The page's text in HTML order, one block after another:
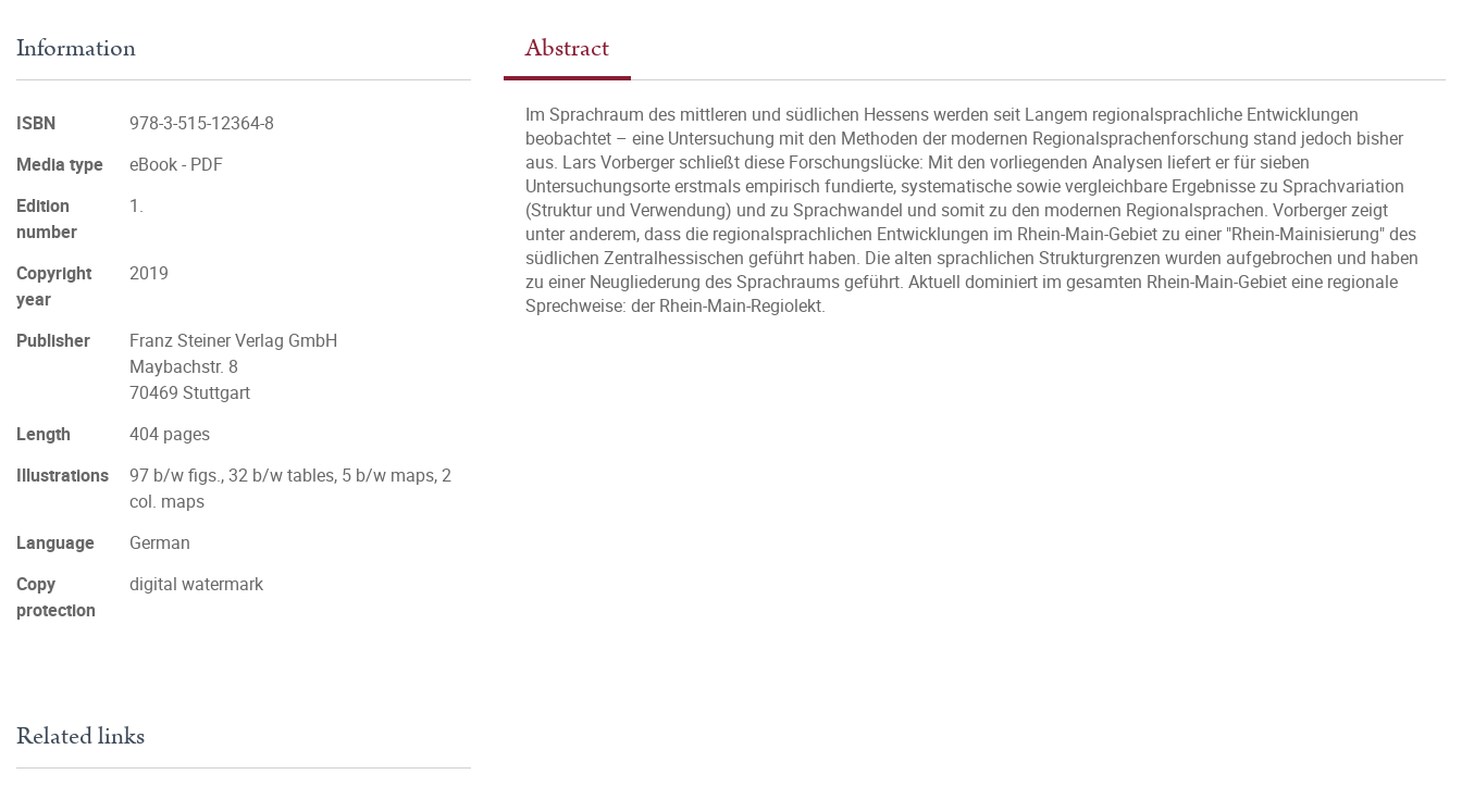
Abstract
Im Sprachraum des mittleren und südlichen Hessens werden seit Langem regionalsprachliche Entwicklungen
beobachtet – eine Untersuchung mit den Methoden der modernen Regionalsprachenforschung stand jedoch bisher
aus. Lars Vorberger schließt diese Forschungslücke: Mit den vorliegenden Analysen liefert er für sieben
Untersuchungsorte erstmals empirisch fundierte, systematische sowie vergleichbare Ergebnisse zu Sprachvariation
(Struktur und Verwendung) und zu Sprachwandel und somit zu den modernen Regionalsprachen. Vorberger zeigt
unter anderem, dass die regionalsprachlichen Entwicklungen im Rhein-Main-Gebiet zu einer "Rhein-Mainisierung" des
südlichen Zentralhessischen geführt haben. Die alten sprachlichen Strukturgrenzen wurden aufgebrochen und haben
zu einer Neugliederung des Sprachraums geführt. Aktuell dominiert im gesamten Rhein-Main-Gebiet eine regionale
Sprechweise: der Rhein-Main-Regiolekt.
Information
ISBN
978-3-515-12364-8
Media type
eBook - PDF
Edition
number
1.
Copyright
year
2019
Publisher
Franz Steiner Verlag GmbH
Maybachstr. 8
70469 Stuttgart
Length
404 pages
Illustrations
97 b/w figs., 32 b/w tables, 5 b/w maps, 2
col. maps
Language
German
Copy
protection
digital watermark
Related links